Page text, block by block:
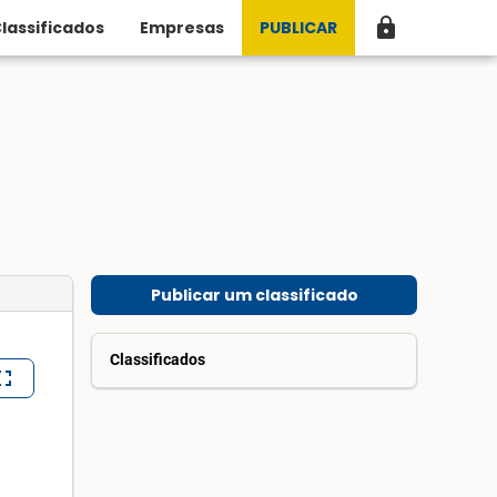
Empresas PUBLICAR lock
Publicar um classificado
Classificados